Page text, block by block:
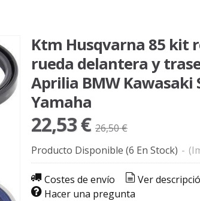
Ktm Husqvarna 85 kit
rueda delantera y
Aprilia BMW Kawasaki
Yamaha
22,53 € 26,50 €
Producto Disponible (6 En Stock) -
Costes de envío
Ver
Hacer una pregunta